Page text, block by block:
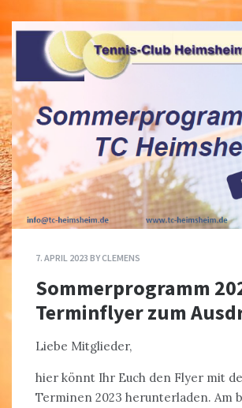
7. APRIL 2023 BYCLEMENS
Sommerprogramm
Terminflyer zum
Liebe Mitglieder,
hier könnt Ihr Euch den Flyer mit
Terminen 2023 herunterladen. Am